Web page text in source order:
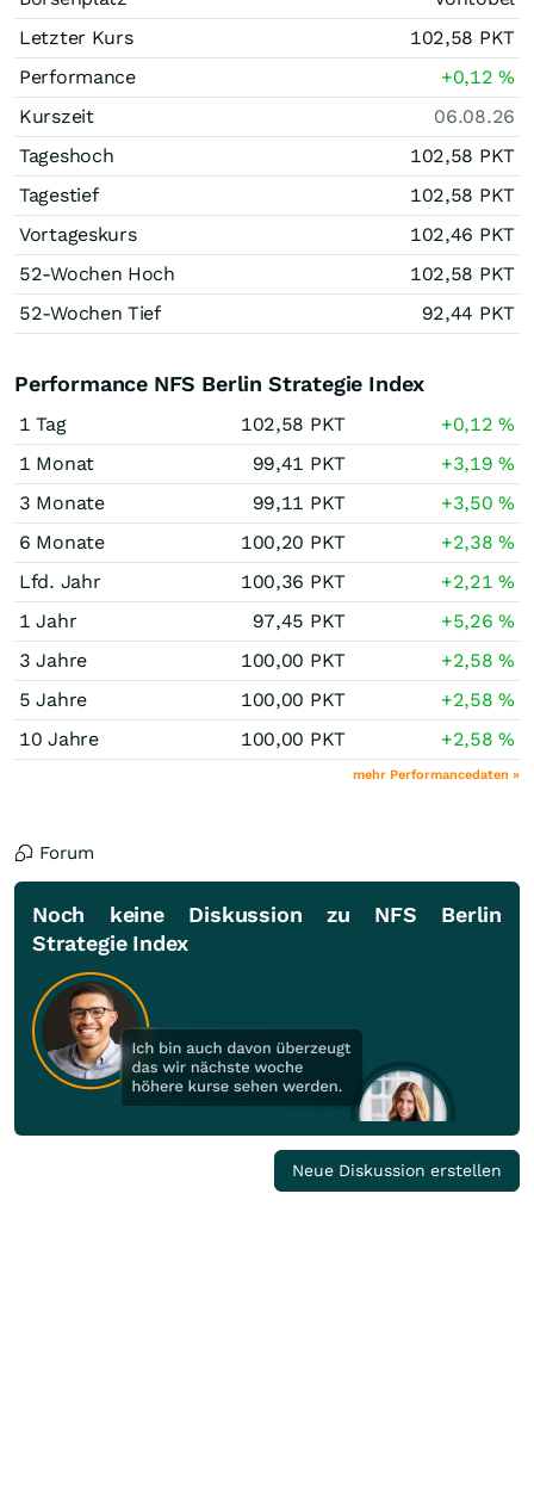
Letzter Kurs
102,58 PKT
Performance
+0,12%
Kurszeit
06.08.26
Tageshoch
102,58 PKT
Tagestief
102,58 PKT
Vortageskurs
102,46 PKT
52-Wochen Hoch
102,58 PKT
52-Wochen Tief
92,44 PKT
Performance NFS Berlin Strategie Index
1 Tag 102,58 PKT +0,12%
1 Monat
99,41 PKT +3,19%
3 Monate
99,11 PKT +3,50%
6 Monate
100,20 PKT +2,38%
Lfd. Jahr
100,36 PKT +2,21%
1 Jahr
97,45 PKT +5,26%
3 Jahre
100,00 PKT +2,58%
5 Jahre
100,00 PKT +2,58%
10 Jahre
100,00 PKT +2,58%
mehr Performancedaten »
Forum
Noch keine Diskussion zu NFS Berlin
Strategie Index
Neue Diskussion erstellen